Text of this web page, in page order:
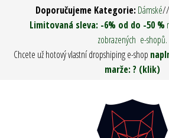
Doporučujeme Kategorie: Dámské//
Limitovaná sleva: -6% od do -50 %
zobrazených e-shopů.
Chcete už hotový vlastní dropshiping e-shop
marže: ? (klik)